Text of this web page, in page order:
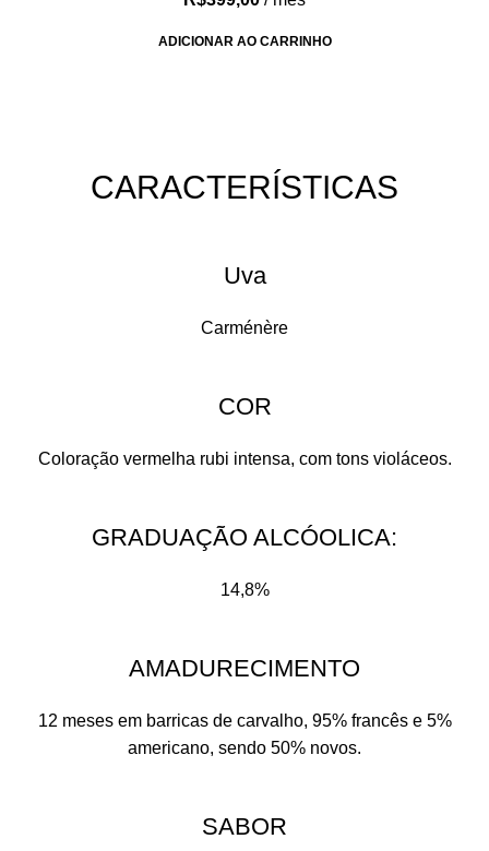
ADICIONAR AO CARRINHO
CARACTERÍSTICAS​
Uva
Carménère
COR
Coloração vermelha rubi intensa, com tons violáceos.
GRADUAÇÃO ALCÓOLICA:​
14,8%
AMADURECIMENTO
12 meses em barricas de carvalho, 95% francês e 5%
americano, sendo 50% novos.
SABOR